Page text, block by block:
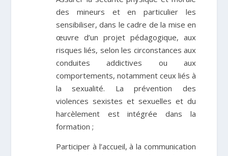
des mineurs et en particulier les
sensibiliser, dans le cadre de la mise en
œuvre d’un projet pédagogique, aux
risques liés, selon les circonstances aux
conduites addictives ou aux
comportements, notamment ceux liés à
la sexualité. La prévention des
violences sexistes et sexuelles et du
harcèlement est intégrée dans la
formation ;
Participer à l’accueil, à la communication